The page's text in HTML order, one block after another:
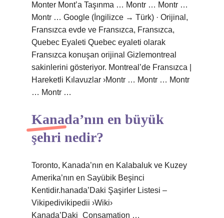
Monter Mont’a Taşınma … Montr … Montr …
Montr … Google (İngilizce → Türk) · Orijinal,
Fransızca evde ve Fransızca, Fransızca,
Quebec Eyaleti Quebec eyaleti olarak
Fransızca konuşan orijinal Gizlemontreal
sakinlerini gösteriyor. Montreal’de Fransızca |
Hareketli Kılavuzlar ›Montr … Montr … Montr
… Montr …
Kanada’nın en büyük
şehri nedir?
Toronto, Kanada’nın en Kalabaluk ve Kuzey
Amerika’nın en Sayübik Beşinci
Kentidir.hanada’Daki ​​Şaşirler Listesi –
Vikipedivikipedii ›Wiki›
Kanada’Daki_Consamation …